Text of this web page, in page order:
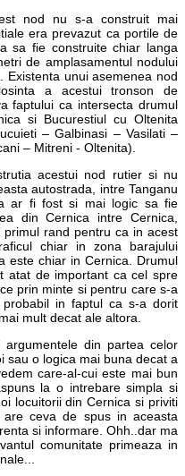
nod nu s-a construit mai
era prevazut ca portile de
sa fie construite chiar langa
de amplasamentul nodului
Existenta unui asemenea nod
a acestui tronson de
faptului ca intersecta drumul
si Bucurestiul cu Oltenita
– Galbinasi – Vasilati –
– Mitreni - Oltenita).
acestui nod rutier si nu
autostrada, intre Tanganu
ar fi fost si mai logic sa fie
din Cernica intre Cernica,
rand pentru ca in acest
chiar in zona barajului
este chiar in Cernica. Drumul
atat de important ca cel spre
prin minte si pentru care s-a
probabil in faptul ca s-a dorit
mult decat ale altora.
din partea celor
sau o logica mai buna decat a
care-al-cui este mai bun
la o intrebare simpla si
locuitorii din Cernica si priviti
ceva de spus in aceasta
si informare. Ohh..dar ma
comunitate primeaza in